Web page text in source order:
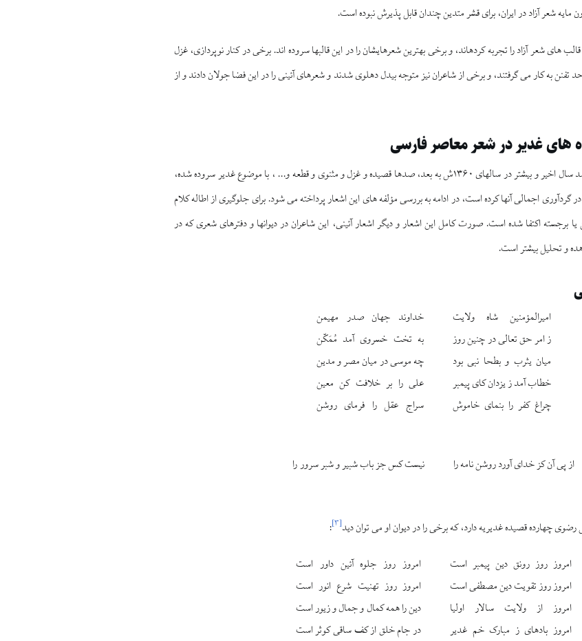
مايه شعر آزاد در ايران، براى قشر متدين چندان قابل پذيرش نبوده است.
هاى شعر آزاد را تجربه كرده‏اند، و برخى بهترين شعرهايشان را در اين قالب‏ها سروده‏ اند. برخى در كنار نوپردازى، غزل
تفنن به كار مى‏ گرفتند، و برخى از شاعران نيز متوجه بيدل دهلوى شدند و شعرهاى آئينى را در اين فضا جولان دادند و از
‏هاى غدير در شعر معاصر فارسى
بررسى‏ ها نشان مى‏ دهد كه در صد سال اخير و بيشتر در سال‏هاى ۱۳۶۰ش به بعد، صدها قصيده و غزل و مثنوی و قطعه و... ، با موضوع غدير سروده شده،
اجمالى آنها كرده است، در ادامه به بررسى مؤلفه‏ هاى اين اشعار پرداخته مى‏ شود. براى جلوگيرى از اطاله كلام
برجسته اكتفا شده است. صورت كامل اين اشعار و ديگر اشعار آئينى، اين شاعران در ديوان‏ها و دفترهاى شعرى كه در
و تحليل بيشتر است.
اميرالمؤمنين شاه ولايت
خداوند جهان صدر مهيمن
ز امر حق تعالى در چنين روز
به تخت خسروى آمد مُمَكّن
ميان يثرب و بطحا نبى بود
چه موسى در ميان مصر و مدين
خطاب آمد ز يزدان كاى پيمبر
على را بر خلافت كن معين
چراغ كفر را بنماى خاموش
سراج عقل را فرماى روشن
از پى آن كز خداى آورد روشن نامه را نيست كس جز باب شبير و شبر سرور را
چهارده قصيده غديريه دارد، كه برخى را در ديوان او مى‏ توان ديد[۳]
:
امروز روز رونق دين پيمبر است
امروز روز جلوه آئين داور است
امروز روز تقويت دين مصطفى است
امروز روز تهنيت شرع انور است
امروز از ولايت سالار اوليا
دين را همه كمال و جمال و زيور است
امروز باده‏اى ز مبارک خم غدير
در جام خلق از كف ساقى كوثر است